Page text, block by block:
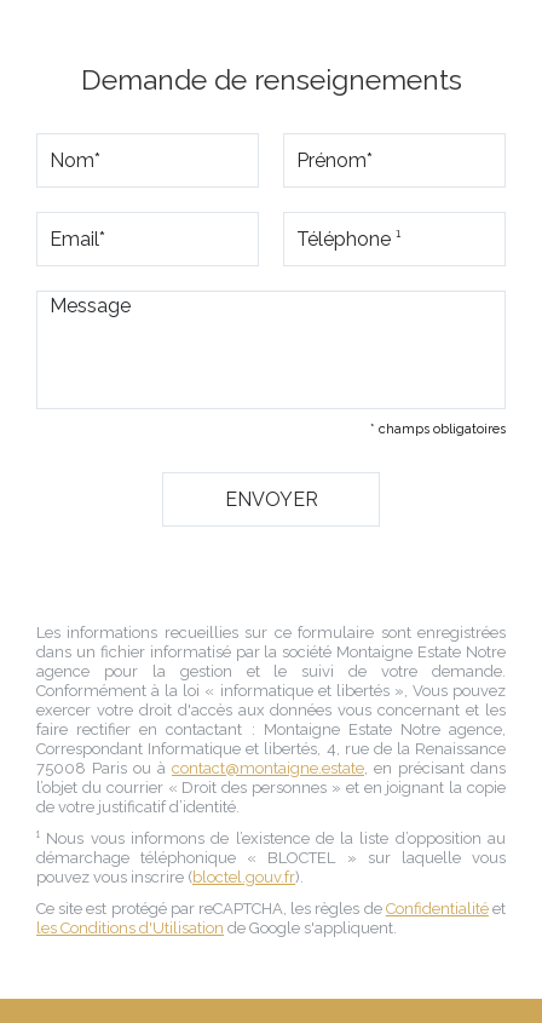
Demande de renseignements
* champs obligatoires
Les informations recueillies sur ce formulaire sont enregistrées
dans un fichier informatisé par la société Montaigne Estate Notre
agence pour la gestion et le suivi de votre demande.
Conformément à la loi « informatique et libertés », Vous pouvez
exercer votre droit d'accès aux données vous concernant et les
faire rectifier en contactant : Montaigne Estate Notre agence,
Correspondant Informatique et libertés, 4, rue de la Renaissance
75008 Paris ou à contact@montaigne.estate, en précisant dans
l’objet du courrier « Droit des personnes » et en joignant la copie
de votre justificatif d’identité.
¹ Nous vous informons de l’existence de la liste d’opposition au
démarchage téléphonique « BLOCTEL » sur laquelle vous
pouvez vous inscrire (bloctel.gouv.fr).
Ce site est protégé par reCAPTCHA, les règles de Confidentialitéet
les Conditions d'Utilisation de Google s'appliquent.